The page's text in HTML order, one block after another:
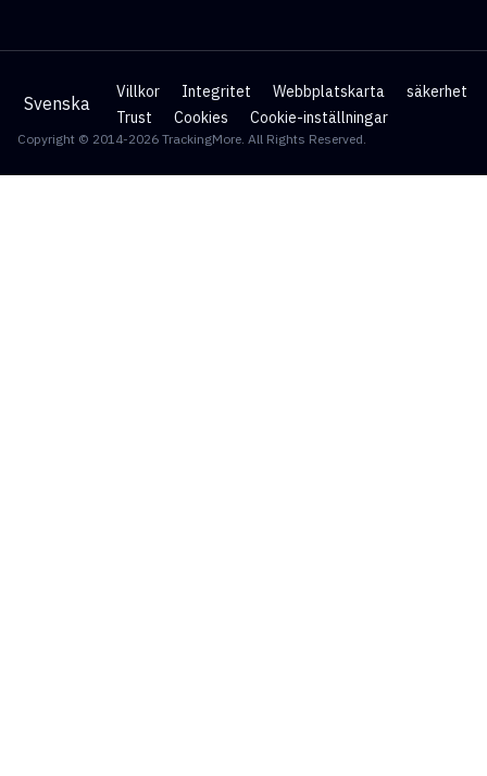
Svenska
Villkor Integritet Webbplatskarta
säkerhet
Trust
Cookies Cookie-inställningar
Copyright © 2014-2026 TrackingMore. All Rights Reserved.